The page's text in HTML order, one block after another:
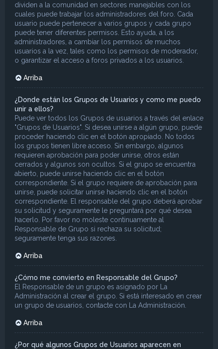
dividen a la comunidad en sectores manejables con los
cuales puede trabajar los administradores del foro. Cada
usuario puede pertenecer a varios grupos y cada grupo
puede tener diferentes permisos. Esto ayuda, a los
administradores, a cambiar los permisos de muchos
usuarios a la vez, tales como los permisos de moderador,
o garantizar el acceso a foros privados a los usuarios.
Arriba
¿Donde están los Grupos de Usuarios y como me puedo
unir a ellos?
Puede ver todos los Grupos de usuarios a través del enlace
"Grupos de Usuarios". Si desea unirse a algún grupo, puede
proceder haciendo clic en el botón apropiado. No todos
los grupos tienen libre acceso. Sin embargo, algunos
requieren aprobación para poder unirse, otros están
cerrados y algunos son ocultos. Si el grupo se encuentra
abierto, puede unirse haciendo clic en el botón
correspondiente. Si el grupo requiere de aprobación para
unirse, puede solicitar unirse haciendo clic en el botón
correspondiente. El responsable del grupo deberá aprobar
su solicitud y seguramente le preguntará por qué desea
hacerlo. Por favor no moleste continuamente al
Responsable de Grupo si rechaza su solicitud;
seguramente tenga sus razones.
Arriba
¿Cómo me convierto en Responsable del Grupo?
El Responsable de un grupo es asignado por La
Administración al crear el grupo. Si está interesado en crear
un grupo de usuarios, contacte con La Administración.
Arriba
¿Por qué algunos Grupos de Usuarios aparecen en